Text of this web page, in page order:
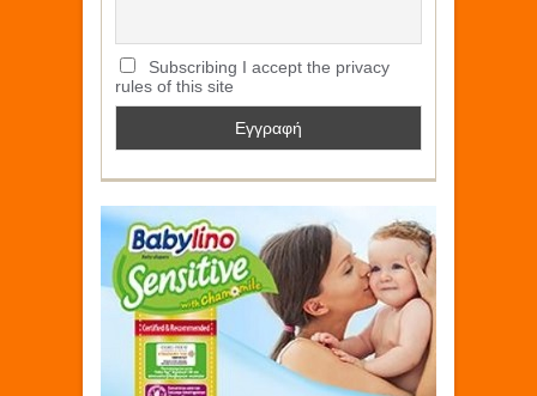
Subscribing I accept the privacy
rules of this site